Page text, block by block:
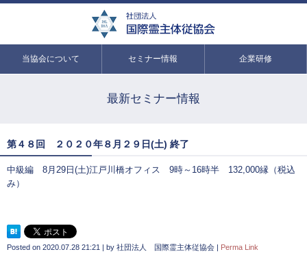
当協会について セミナー情報 企業研修
最新セミナー情報
第４８回 ２０２０年８月２９日(土) 終了
中級編 8月29日(土)江戸川橋オフィス 9時～16時半 132,000縁（税込
み）
Posted on 2020.07.28 21:21 | by 社団法人 国際霊主体従協会 | Perma Link